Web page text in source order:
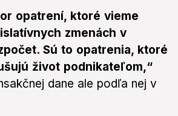
opatrení, ktoré vieme
zmenách v
Sú to opatrenia, ktoré
život podnikateľom,“
dane ale podľa nej v